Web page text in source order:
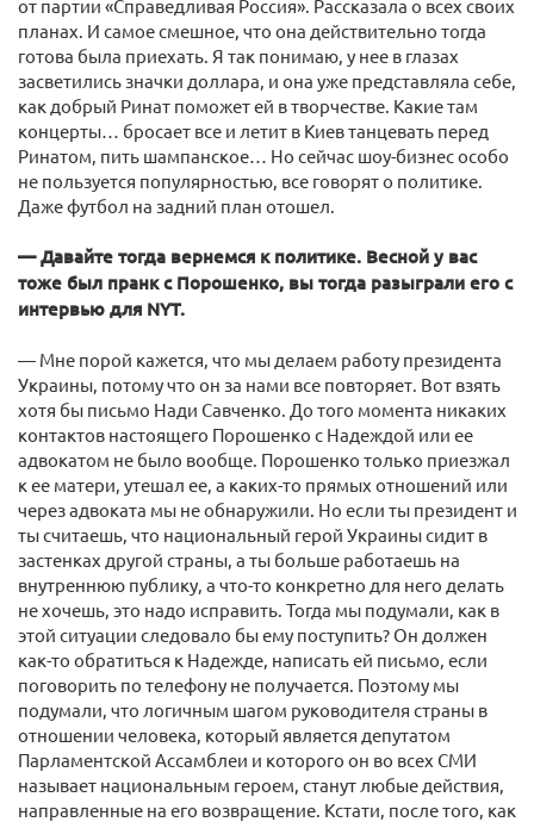
от партии «Справедливая Россия». Рассказала о всех своих
планах. И самое смешное, что она действительно тогда
готова была приехать. Я так понимаю, у нее в глазах
засветились значки доллара, и она уже представляла себе,
как добрый Ринат поможет ей в творчестве. Какие там
концерты… бросает все и летит в Киев танцевать перед
Ринатом, пить шампанское… Но сейчас шоу-бизнес особо
не пользуется популярностью, все говорят о политике.
Даже футбол на задний план отошел.
— Давайте тогда вернемся к политике. Весной у вас
тоже был пранк с Порошенко, вы тогда разыграли его с
интервью для NYT.
— Мне порой кажется, что мы делаем работу президента
Украины, потому что он за нами все повторяет. Вот взять
хотя бы письмо Нади Савченко. До того момента никаких
контактов настоящего Порошенко с Надеждой или ее
адвокатом не было вообще. Порошенко только приезжал
к ее матери, утешал ее, а каких-то прямых отношений или
через адвоката мы не обнаружили. Но если ты президент и
ты считаешь, что национальный герой Украины сидит в
застенках другой страны, а ты больше работаешь на
внутреннюю публику, а что-то конкретно для него делать
не хочешь, это надо исправить. Тогда мы подумали, как в
этой ситуации следовало бы ему поступить? Он должен
как-то обратиться к Надежде, написать ей письмо, если
поговорить по телефону не получается. Поэтому мы
подумали, что логичным шагом руководителя страны в
отношении человека, который является депутатом
Парламентской Ассамблеи и которого он во всех СМИ
называет национальным героем, станут любые действия,
направленные на его возвращение. Кстати, после того, как